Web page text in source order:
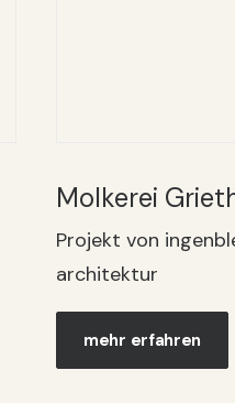
Molkerei
Projekt von
architektur
mehr erfahren